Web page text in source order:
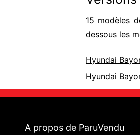
15 modèles
dessous les
Hyundai
Hyundai
A propos de ParuVendu